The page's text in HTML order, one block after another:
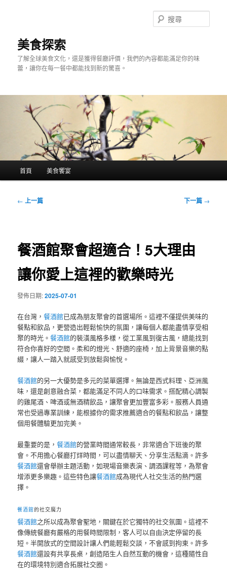
美食探索
了解全球美食文化，還是獲得餐廳評價，我們的內容都能滿足你的味
蕾，讓你在每一餐中都能找到新的驚喜。
尋
首頁 美食饗宴
文
← 上一篇 下一篇 →
餐酒館聚會超適合！5大理由
讓你愛上這裡的歡樂時光
發佈日期:2025-07-01
在台灣，餐酒館已成為朋友聚會的首選場所。這裡不僅提供美味的
餐點和飲品，更營造出輕鬆愉快的氛圍，讓每個人都能盡情享受相
聚的時光。餐酒館的裝潢風格多樣，從工業風到復古風，總能找到
符合你喜好的空間。柔和的燈光、舒適的座椅，加上背景音樂的點
綴，讓人一踏入就感受到放鬆與愉悅。
餐酒館的另一大優勢是多元的菜單選擇。無論是西式料理、亞洲風
味，還是創意融合菜，都能滿足不同人的口味需求。搭配精心調製
的雞尾酒、啤酒或無酒精飲品，讓聚會更加豐富多彩。服務人員通
常也受過專業訓練，能根據你的需求推薦適合的餐點和飲品，讓整
個用餐體驗更加完美。
最重要的是，餐酒館的營業時間通常較長，非常適合下班後的聚
會。不用擔心餐廳打烊時間，可以盡情聊天、分享生活點滴。許多
餐酒館還會舉辦主題活動，如現場音樂表演、調酒課程等，為聚會
增添更多樂趣。這些特色讓餐酒館成為現代人社交生活的熱門選
擇。
餐酒館的社交魔力
餐酒館之所以成為聚會聖地，關鍵在於它獨特的社交氛圍。這裡不
像傳統餐廳有嚴格的用餐時間限制，客人可以自由決定停留的長
短。半開放式的空間設計讓人們能輕鬆交談，不會感到拘束。許多
餐酒館還設有共享長桌，創造陌生人自然互動的機會，這種隨性自
在的環境特別適合拓展社交圈。